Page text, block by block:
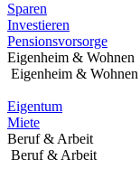
Sparen
Investieren
Pensionsvorsorge
Eigenheim & Wohnen
Eigenheim & Wohnen
Eigentum
Miete
Beruf & Arbeit
Beruf & Arbeit